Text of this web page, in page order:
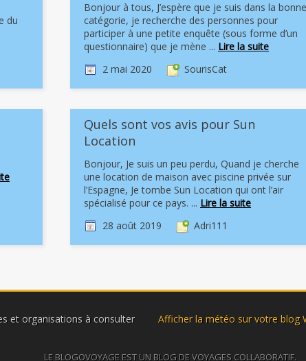
du
Bonjour à tous, J’espère que je suis dans la bonne
catégorie, je recherche des personnes pour
participer à une petite enquête (sous forme d’un
questionnaire) que je mène ... Lire la suite
2 mai 2020
SourisCat
Quels sont vos avis pour Sun
Location
Bonjour, Je suis un peu perdu, Quand je cherche
une location de maison avec piscine privée sur
l’Espagne, Je tombe Sun Location qui ont l’air
spécialisé pour ce pays. ... Lire la suite
28 août 2019
Adri111
et organisations à consulter Afficher la météo sur votre blog
LE BLOGOVOYAGE EST UN BLOG DE VOYAGES COLLABORATIF.